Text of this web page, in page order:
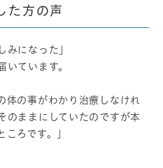
た方の声
みになった」
いています。
体の事がわかり治療しなけれ
のままにしていたのですが本
ころです。」